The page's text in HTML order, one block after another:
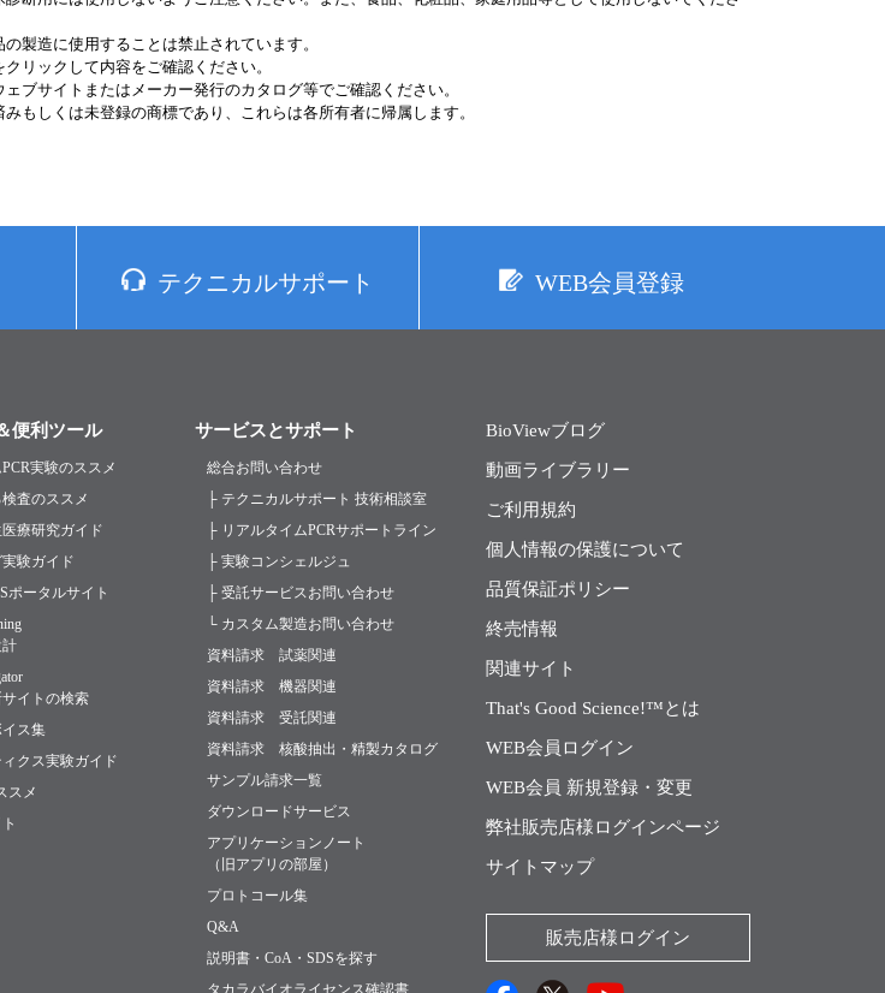
製造に使用することは禁止されています。
リックして内容をご確認ください。
ブサイトまたはメーカー発行のカタログ等でご確認ください。
もしくは未登録の商標であり、これらは各所有者に帰属します。
テクニカルサポート WEB会員登録
便利ツール
実験のススメ
査のススメ
療研究ガイド
験ガイド
ポータルサイト
計
イトの検索
ス集
クス実験ガイド
スメ
サービスとサポート
総合お問い合わせ
├ テクニカルサポート 技術相談室
├ リアルタイムPCRサポートライン
├ 実験コンシェルジュ
├ 受託サービスお問い合わせ
└ カスタム製造お問い合わせ
資料請求 試薬関連
資料請求 機器関連
資料請求 受託関連
資料請求 核酸抽出・精製カタログ
サンプル請求一覧
ダウンロードサービス
アプリケーションノート
（旧アプリの部屋）
プロトコール集
Q&A
説明書・CoA・SDSを探す
タカラバイオライセンス確認書
BioViewブログ
動画ライブラリー
ご利用規約
個人情報の保護について
品質保証ポリシー
終売情報
関連サイト
That's Good Science!™とは
WEB会員ログイン
WEB会員 新規登録・変更
弊社販売店様ログインページ
サイトマップ
販売店様ログイン